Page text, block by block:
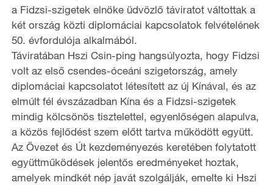
a Fidzsi-szigetek elnöke üdvözlő táviratot váltottak a
két ország közti diplomáciai kapcsolatok felvételének
50. évfordulója alkalmából.
Táviratában Hszi Csin-ping hangsúlyozta, hogy Fidzsi
volt az első csendes-óceáni szigetország, amely
diplomáciai kapcsolatot létesített az új Kínával, és az
elmúlt fél évszázadban Kína és a Fidzsi-szigetek
mindig kölcsönös tisztelettel, egyenlőségen alapulva,
a közös fejlődést szem előtt tartva működött együtt.
Az Övezet és Út kezdeményezés keretében folytatott
együttműködések jelentős eredményeket hoztak,
amelyek mindkét nép javát szolgálják, emelte ki Hszi